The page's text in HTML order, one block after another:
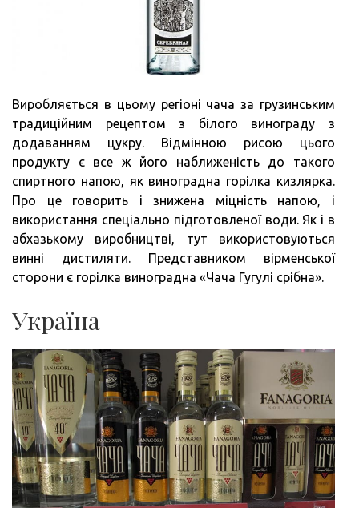
Виробляється в цьому регіоні чача за грузинським
традиційним рецептом з білого винограду з
додаванням цукру. Відмінною рисою цього
продукту є все ж його наближеність до такого
спиртного напою, як виноградна горілка кизлярка.
Про це говорить і знижена міцність напою, і
використання спеціально підготовленої води. Як і в
абхазькому виробництві, тут використовуються
винні дистиляти. Представником вірменської
сторони є горілка виноградна «Чача Гугулі срібна».
Україна